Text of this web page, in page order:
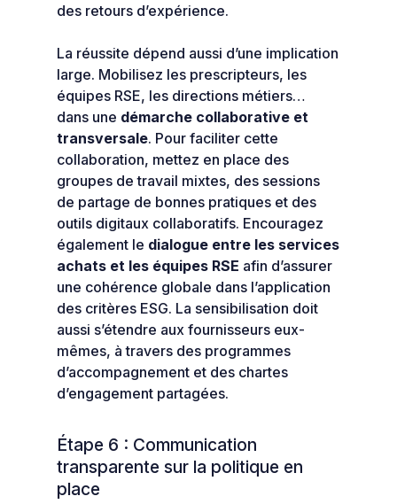
des retours d’expérience.
La réussite dépend aussi d’une implication
large. Mobilisez les prescripteurs, les
équipes RSE, les directions métiers…
dans une démarche collaborative et
transversale. Pour faciliter cette
collaboration, mettez en place des
groupes de travail mixtes, des sessions
de partage de bonnes pratiques et des
outils digitaux collaboratifs. Encouragez
également le dialogue entre les services
achats et les équipes RSE afin d’assurer
une cohérence globale dans l’application
des critères ESG. La sensibilisation doit
aussi s’étendre aux fournisseurs eux-
mêmes, à travers des programmes
d’accompagnement et des chartes
d’engagement partagées.
Étape 6 : Communication
transparente sur la politique en
place